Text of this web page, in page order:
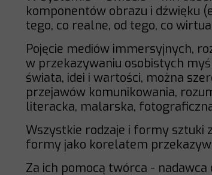
komponentów obrazu i dźwięku
tego, co realne, od tego, co
Pojęcie mediów immersyjnych,
w przekazywaniu osobistych
świata, idei i wartości, można
przejawów komunikowania,
literacka, malarska,
Wszystkie rodzaje i formy sztuki
formy jako korelatem
Za ich pomocą twórca -